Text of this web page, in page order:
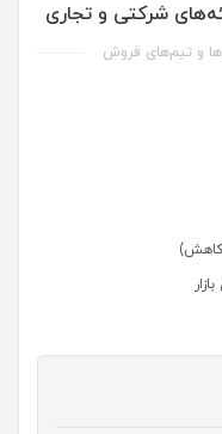
شرکتی و تجاری
و تیم‌های فروش